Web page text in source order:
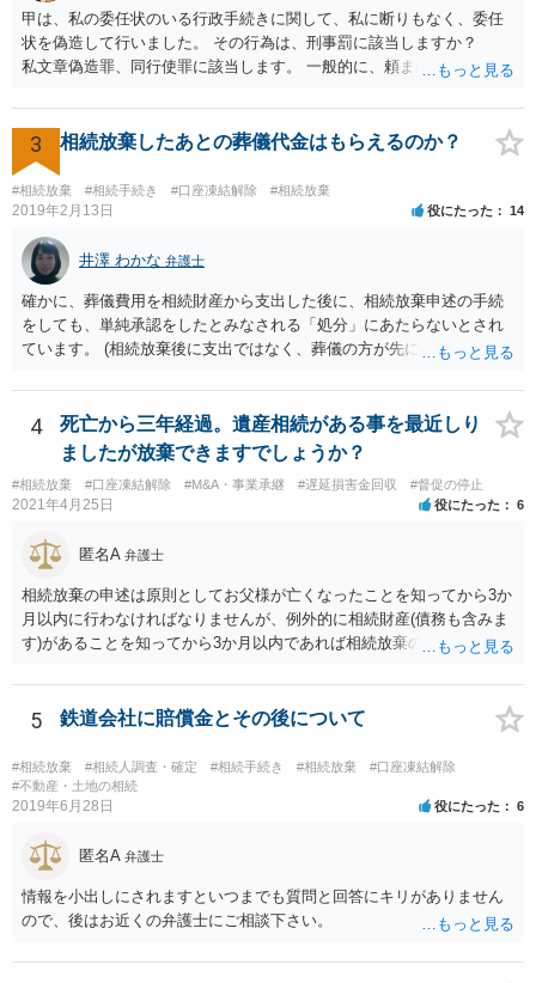
甲は、私の委任状のいる行政手続きに関して、私に断りもなく、委任
状を偽造して行いました。 その行為は、刑事罰に該当しますか？
私文章偽造罪、同行使罪に該当します。 一般的に、頼まれた（委任さ
か？ 委任状を偽造して使用することはまでは依頼の範囲ではない
ので できないと思います。
3 相続放棄したあとの葬儀代金はもらえるのか？
#相続放棄 #相続手続き #口座凍結解除 #相続放棄
2019年2月13日 役にたった 14
井澤 わかな 弁護士
確かに、葬儀費用を相続財産から支出した後に、相続放棄申述の手続
をしても、単純承認をしたとみなされる「処分」にあたらないとされ
ています。 (相続放棄後に支出ではなく、葬儀の方が先に来るのが通常
述の手続ということだと思いますが) ただ、葬儀費用ならいくらでもよ
いということではなく、身分相応の、社会的儀式として当然認められ
る程度の金額に留まると考えた方がよいです。 もし、相続人の皆さん
に葬儀費用を支出する経済力がなく、質素な葬儀を行った費用であれ
ば相続財産から支出しても単純承認と認められない可能性が高いの
で、相続放棄申述が受理される可能性も高いと思います。
4
死亡から三年経過。遺産相続がある事を最近しり
ましたが放棄できますでしょうか？
#相続放棄 #口座凍結解除 #M&A・事業承継 #遅延損害金回収 #督促の停止
2021年4月25日 役にたった 6
匿名A 弁護士
相続放棄の申述は原則としてお父様が亡くなったことを知ってから3か
月以内に行わなければなりませんが、例外的に相続財産(債務も含みま
す)があることを知ってから3か月以内であれば相続放棄の申述が認め
したら、早急に家裁に行って相続放棄の申述をしたい旨告げて必要な
書類を提出されることをおすすめいたします。 なお、お父様の債務が
他にもあるかもしれないというリスクを考えますと、相続放棄の申述
にあたっては、法テラスの無料相談等を利用して弁護士に相談するこ
とも十分考えられるかと存じます。また、ご記載いただいた事実関係
を拝見するかぎり、再婚相手のかたは既に相続放棄をされている可能
5 鉄道会社に賠償金とその後について
#相続放棄 #相続人調査・確定 #相続手続き #相続放棄
#口座凍結解除
#不動産・土地の相続
2019年6月28日 役にたった 6
匿名A 弁護士
情報を小出しにされますといつまでも質問と回答にキリがありません
ので、後はお近くの弁護士にご相談下さい。